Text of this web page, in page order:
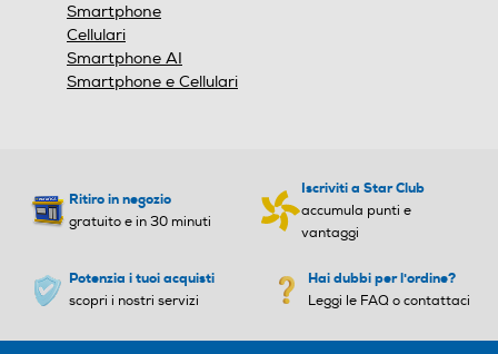
Super
HDR.
Immagini
migliorate
WLAN
Smartphone
Cellulari
Smartphone AI
Smartphone e Cellulari
Ritiro in negozio
gratuito e in 30 minuti
Iscriviti a Star Club
accumula punti e
vantaggi
Potenzia i tuoi acquisti
scopri i nostri servizi
Hai dubbi per l'ordine?
Leggi le FAQ o contattaci